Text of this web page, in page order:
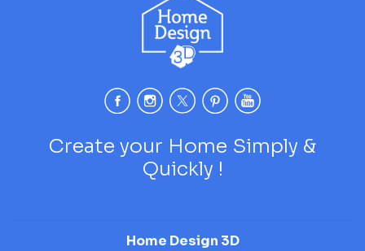
Create your Home Simply &
Quickly !
Home Design 3D